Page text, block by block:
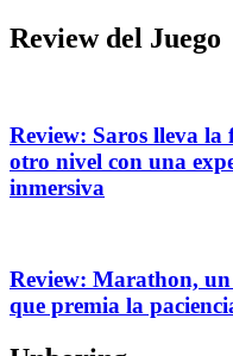
Review del Juego
Review: Saros lleva
otro nivel con una
inmersiva
Review: Marathon, un
que premia la